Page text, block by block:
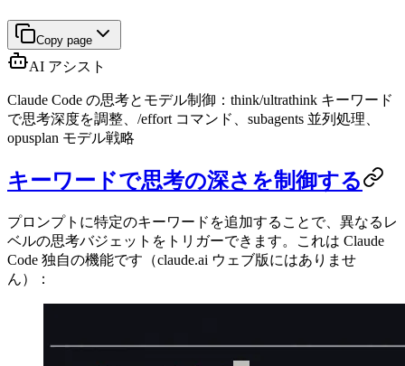
Copy page
AI アシスト
Claude Code の思考とモデル制御：think/ultrathink キーワード
で思考深度を調整、/effort コマンド、subagents 並列処理、
opusplan モデル戦略
キーワードで思考の深さを制御する
プロンプトに特定のキーワードを追加することで、異なるレ
ベルの思考バジェットをトリガーできます。これは Claude
Code 独自の機能です（claude.ai ウェブ版にはありませ
ん）：